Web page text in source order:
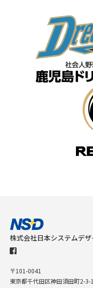
株式会社日本システムデザ
〒101-0041
東京都千代田区神田須田町2-